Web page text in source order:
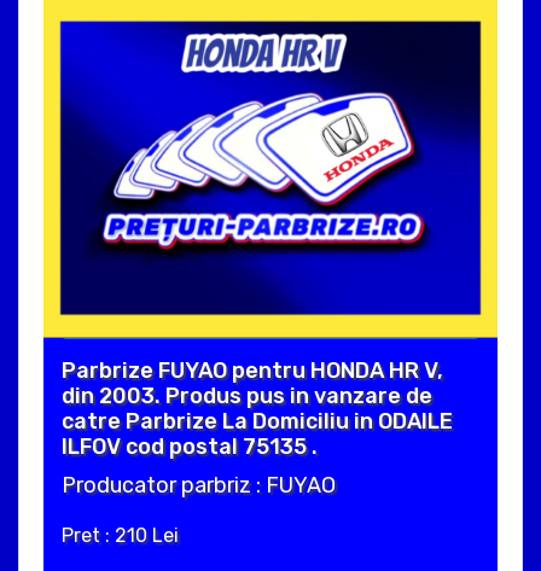
Parbrize FUYAO pentru HONDA HR V,
din 2003. Produs pus in vanzare de
catre Parbrize La Domiciliu in ODAILE
ILFOV cod postal 75135 .
Producator parbriz : FUYAO
Pret : 210 Lei